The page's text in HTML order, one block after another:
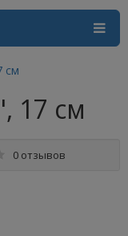
см
17 см
0 отзывов